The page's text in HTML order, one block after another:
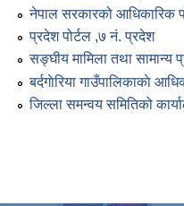
नेपाल सरकारको आधिकारिक
प्रदेश पोर्टल ,७ नं. प्रदेश
सङ्घीय मामिला तथा सामान्य
बर्दगाेरिया गाउँपालिकाकाे
जिल्ला समन्वय समितिको